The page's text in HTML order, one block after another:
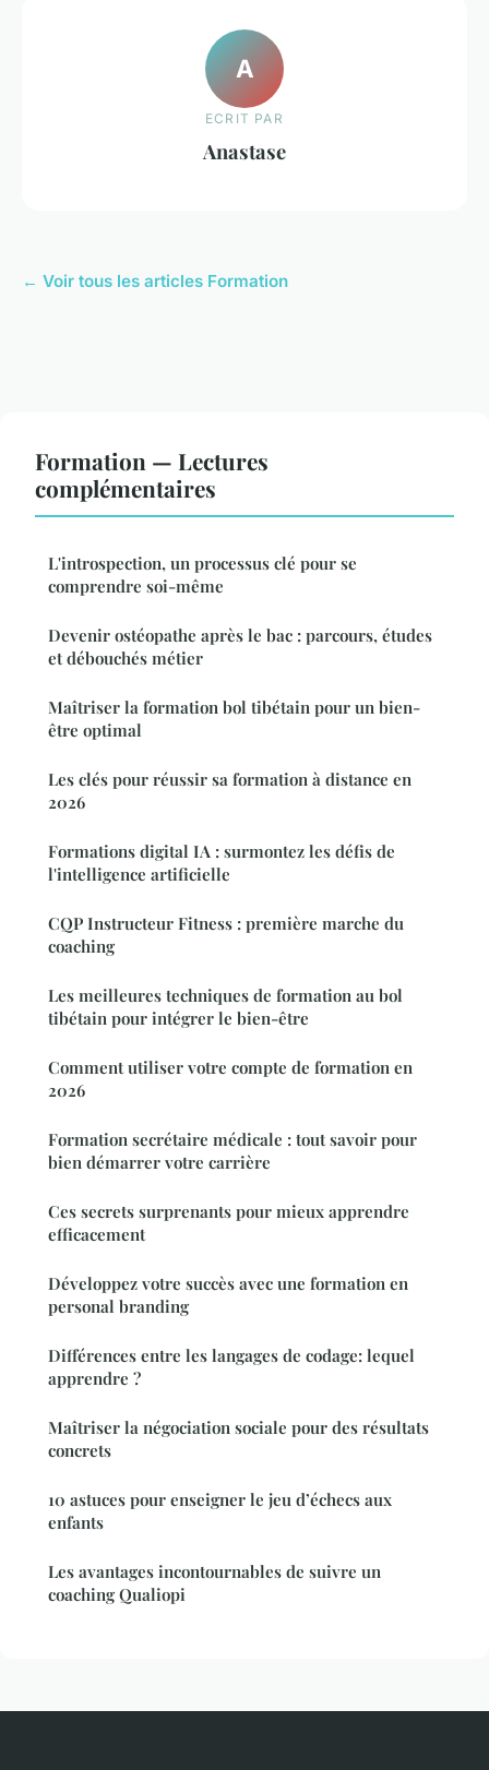
A
ECRIT PAR
Anastase
← Voir tous les articles Formation
Formation — Lectures
complémentaires
L'introspection, un processus clé pour se
comprendre soi-même
Devenir ostéopathe après le bac : parcours, études
et débouchés métier
Maîtriser la formation bol tibétain pour un bien-
être optimal
Les clés pour réussir sa formation à distance en
2026
Formations digital IA : surmontez les défis de
l'intelligence artificielle
CQP Instructeur Fitness : première marche du
coaching
Les meilleures techniques de formation au bol
tibétain pour intégrer le bien-être
Comment utiliser votre compte de formation en
2026
Formation secrétaire médicale : tout savoir pour
bien démarrer votre carrière
Ces secrets surprenants pour mieux apprendre
efficacement
Développez votre succès avec une formation en
personal branding
Différences entre les langages de codage: lequel
apprendre ?
Maîtriser la négociation sociale pour des résultats
concrets
10 astuces pour enseigner le jeu d’échecs aux
enfants
Les avantages incontournables de suivre un
coaching Qualiopi